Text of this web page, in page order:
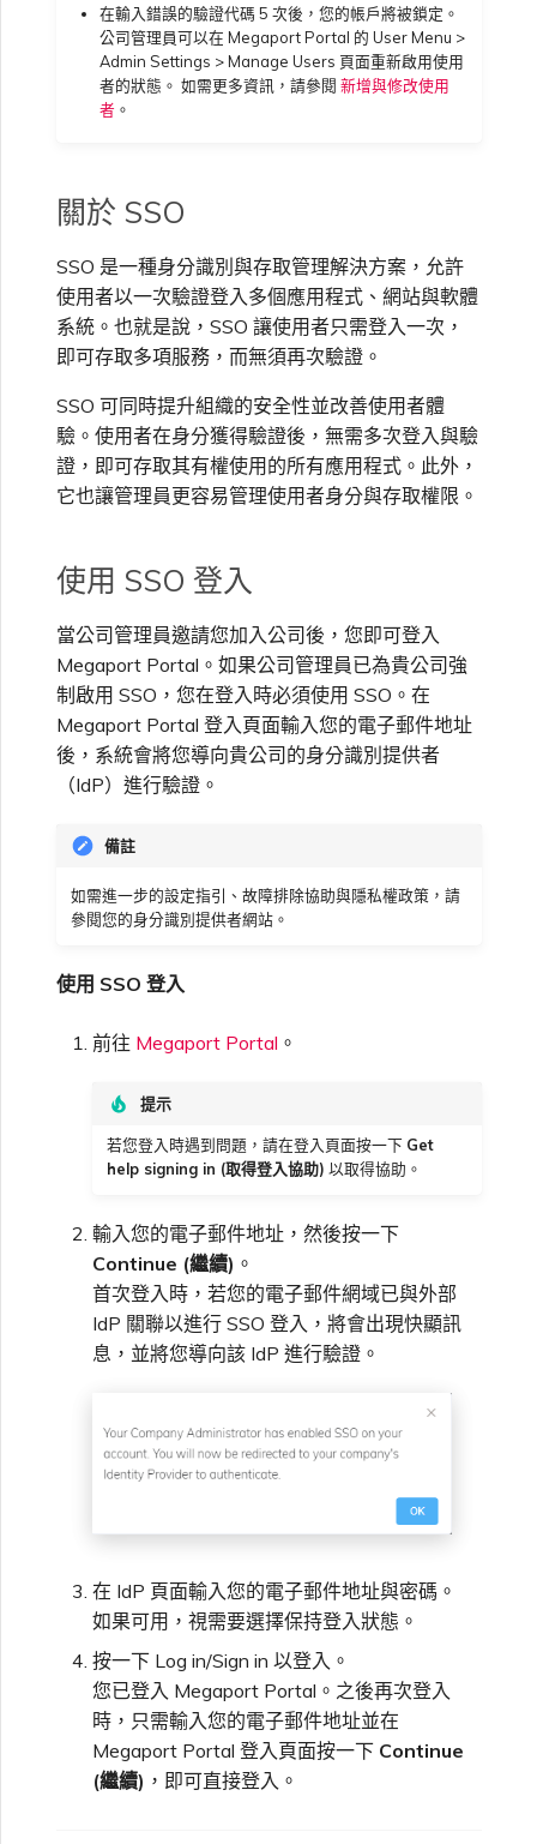
在輸入錯誤的驗證代碼 5 次後，您的帳戶將被鎖定。
公司管理員可以在 Megaport Portal 的 User Menu >
Admin Settings > Manage Users 頁面重新啟用使用
者的狀態。 如需更多資訊，請參閱 新增與修改使用
者 。
關於 SSO
SSO 是一種身分識別與存取管理解決方案，允許
使用者以一次驗證登入多個應用程式、網站與軟體
系統。也就是說，SSO 讓使用者只需登入一次，
即可存取多項服務，而無須再次驗證。
SSO 可同時提升組織的安全性並改善使用者體
驗。使用者在身分獲得驗證後，無需多次登入與驗
證，即可存取其有權使用的所有應用程式。此外，
它也讓管理員更容易管理使用者身分與存取權限。
使用 SSO 登入
當公司管理員邀請您加入公司後，您即可登入
Megaport Portal。如果公司管理員已為貴公司強
制啟用 SSO，您在登入時必須使用 SSO。在
Megaport Portal 登入頁面輸入您的電子郵件地址
後，系統會將您導向貴公司的身分識別提供者
（IdP）進行驗證。
備註
如需進一步的設定指引、故障排除協助與隱私權政策，請
參閱您的身分識別提供者網站。
使用 SSO 登入
前往 Megaport Portal 。
提示
若您登入時遇到問題，請在登入頁面按一下 Get
help signing in (取得登入協助) 以取得協助。
輸入您的電子郵件地址，然後按一下
Continue (繼續) 。
首次登入時，若您的電子郵件網域已與外部
IdP 關聯以進行 SSO 登入，將會出現快顯訊
息，並將您導向該 IdP 進行驗證。
在 IdP 頁面輸入您的電子郵件地址與密碼。
如果可用，視需要選擇保持登入狀態。
按一下 Log in/Sign in 以登入。
您已登入 Megaport Portal。之後再次登入
時，只需輸入您的電子郵件地址並在
Megaport Portal 登入頁面按一下 Continue
(繼續) ，即可直接登入。